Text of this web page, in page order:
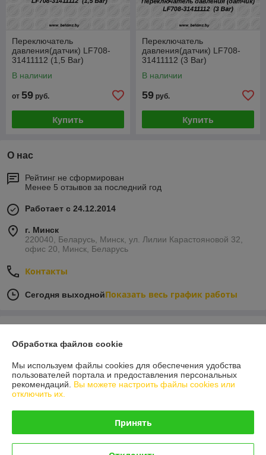
Переключатель
давления(датчик) LF708-
31411112 (1,5 Bar)
В наличии
от 59 руб.
Купить
Переключатель
давления(датчик) LF708-
31411112 (3 Bar)
В наличии
59 руб.
Купить
О нас
Рейтинг не сформирован
Менее 5 отзывов за последний год
Работает с 24.12.2014
г. Минск
220040, Беларусь, Минск, ул. Лилии Карастояновой 32,
офис 20, Минск, Беларусь
Контакты
Сегодня выходнойПоказать весь график работы
06.05.2020
Покупатель
Отлично сработали! Товар был в наличии на складе и главное
оперативно сработали !!!Спасибо техника не стояла и дня)
Обработка файлов cookie
Мы используем файлы cookies для обеспечения удобства
пользователей портала и предоставления персональных
рекомендаций. Вы можете настроить файлы cookies или
отключить их.
Принять